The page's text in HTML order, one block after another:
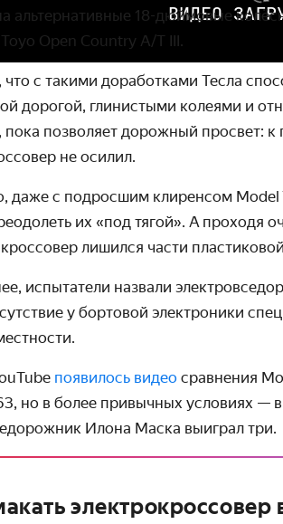
ВИДЕО
альтер­нативные 18-дюймо­вые
Open Country A/T III.
что с такими доработками Тесла
дорогой, глини­стыми колеями и
пока позволяет дорожный просвет:
не осилил.
даже с подросшим клиренсом Model
их «под тягой». А проходя
лишился части
испытатели назвали
у бортовой электроники
появилось видео сравнения
но в более привычных условиях —
Илона Маска выиграл три.
электрокроссовер